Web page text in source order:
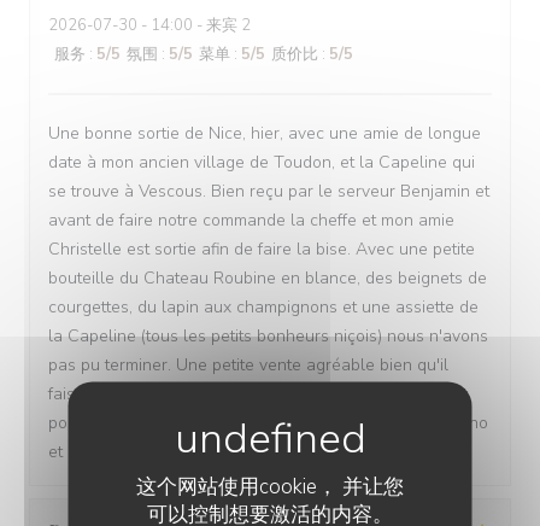
这个网站使用cookie， 并让您
可以控制想要激活的内容。
2026-07-30 - 14:00 - 来宾 2
服务 : 5/5 氛围 : 5/5 菜单 : 5/5 质价比 : 5/5
Une bonne sortie de Nice, hier, avec une amie de longue
date à mon ancien village de Toudon, et la Capeline qui
se trouve à Vescous. Bien reçu par le serveur Benjamin et
avant de faire notre commande la cheffe et mon amie
Christelle est sortie afin de faire la bise. Avec une petite
bouteille du Chateau Roubine en blance, des beignets de
courgettes, du lapin aux champignons et une assiette de
la Capeline (tous les petits bonheurs niçois) nous n'avons
pas pu terminer. Une petite vente agréable bien qu'il
faisait 34/35°c dans le vallon de l'Esteron. Très content
pour la relancement de cet institution de Christelle, Bruno
et leur équipe. Félicitations et baietis 😘🫶🏽